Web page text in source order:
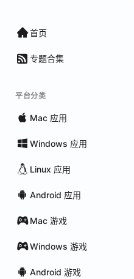
首页
专题合集
平台分类
Mac 应用
Windows 应用
Linux 应用
Android 应用
Mac 游戏
Windows 游戏
Android 游戏